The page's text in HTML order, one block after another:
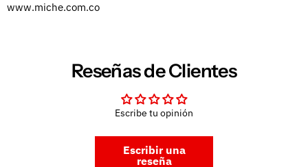
www.miche.com.co
Reseñas de Clientes
Escribe tu opinión
Escribir una
reseña